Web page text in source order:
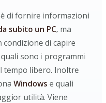
di fornire informazioni
subito un PC, ma
condizione di capire
sono i programmi
tempo libero. Inoltre
Windows e quali
utilità. Viene